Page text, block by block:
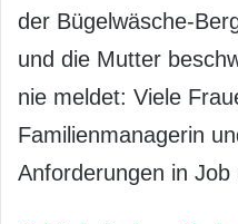
der Bügelwäsche-
und die Mutter
nie meldet: Viele
Familienmanagerin
Anforderungen in